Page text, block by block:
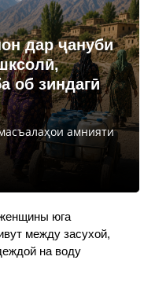
дар ҷануби
об зиндагӣ
амнияти
юга
между засухой,
на воду